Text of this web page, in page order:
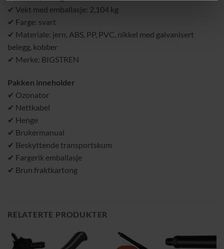
✔ Vekt med emballasje: 2,104 kg
✔ Farge: svart
✔ Materiale: jern, ABS, PP, PVC, nikkel med galvanisert
belegg, kobber
✔ Merke: BIGSTREN
Pakken inneholder
✔ Ozonator
✔ Nettkabel
✔ Henge
✔ Brukermanual
✔ Beskyttende transportskum
✔ Fargerik emballasje
✔ Brun fraktkartong
RELATERTE PRODUKTER